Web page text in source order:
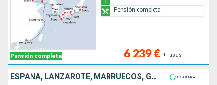
Pensión completa 6 239 € +Tasas
Pensión completa
ESPAÑA, LANZAROTE, MARRUECOS, GIBRALTAR